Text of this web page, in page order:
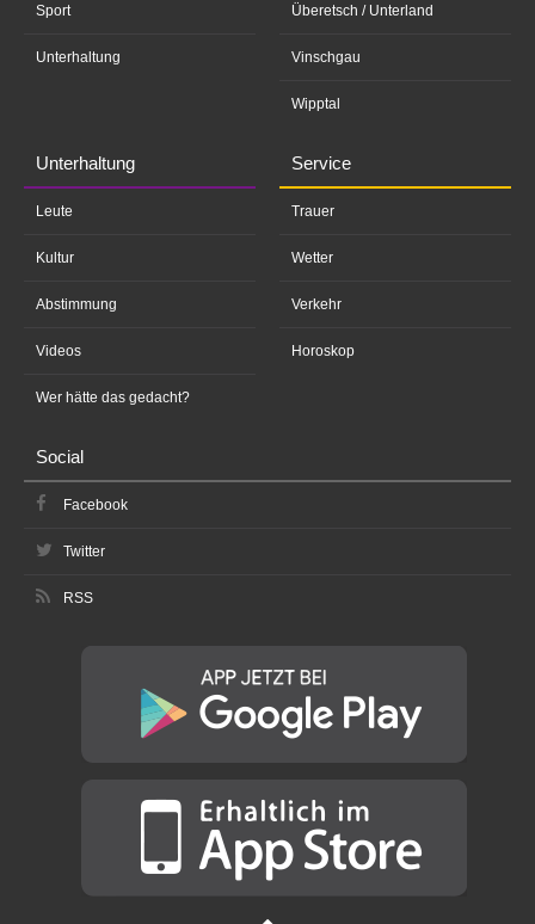
Sport
Unterhaltung
Überetsch / Unterland
Vinschgau
Wipptal
Unterhaltung
Leute
Kultur
Abstimmung
Videos
Wer hätte das gedacht?
Service
Trauer
Wetter
Verkehr
Horoskop
Social
Facebook
Twitter
RSS